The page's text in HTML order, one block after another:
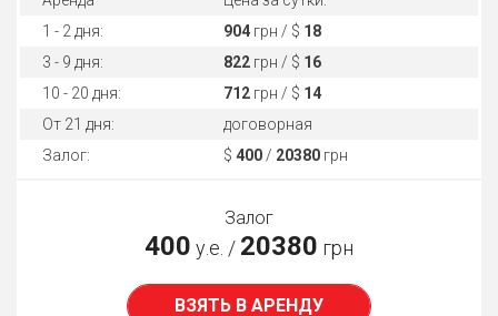
1 - 2 дня:
904 грн / $ 18
3 - 9 дня:
822 грн / $ 16
10 - 20 дня:
712 грн / $ 14
От 21 дня:
договорная
Залог:
$ 400 / 20380 грн
Залог
400 у.е. / 20380 грн
ВЗЯТЬ В АРЕНДУ